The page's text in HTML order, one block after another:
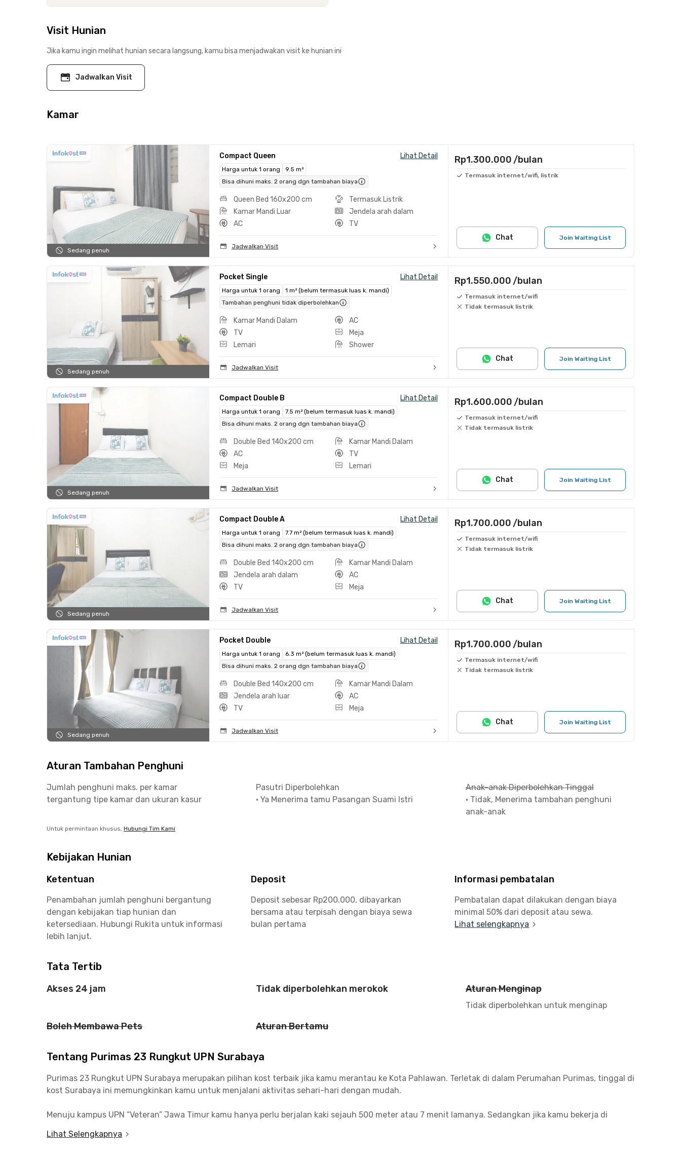
Visit Hunian
Jika kamu ingin melihat hunian secara langsung, kamu bisa menjadwakan visit ke hunian ini
Jadwalkan Visit
Kamar
Sedang penuh
Compact Queen Lihat Detail
Harga untuk 1 orang
9.5 m²
Bisa dihuni maks. 2 orang dgn tambahan biaya
Queen Bed 160x200 cm
Termasuk Listrik
Kamar Mandi Luar
Jendela arah dalam
AC
TV
Jadwalkan Visit
Rp1.300.000 /bulan
Termasuk internet/wifi, listrik
Join Waiting List
Chat
Sedang penuh
Pocket Single Lihat Detail
Harga untuk 1 orang
1 m² (belum termasuk luas k. mandi)
Tambahan penghuni tidak diperbolehkan
Kamar Mandi Dalam
AC
TV
Meja
Lemari
Shower
Jadwalkan Visit
Rp1.550.000 /bulan
Termasuk internet/wifi
Tidak termasuk listrik
Join Waiting List
Chat
Sedang penuh
Compact Double B Lihat Detail
Harga untuk 1 orang
7.5 m² (belum termasuk luas k. mandi)
Bisa dihuni maks. 2 orang dgn tambahan biaya
Double Bed 140x200 cm
Kamar Mandi Dalam
AC
TV
Meja
Lemari
Jadwalkan Visit
Rp1.600.000 /bulan
Termasuk internet/wifi
Tidak termasuk listrik
Join Waiting List
Chat
Sedang penuh
Compact Double A Lihat Detail
Harga untuk 1 orang
7.7 m² (belum termasuk luas k. mandi)
Bisa dihuni maks. 2 orang dgn tambahan biaya
Double Bed 140x200 cm
Kamar Mandi Dalam
Jendela arah dalam
AC
TV
Meja
Jadwalkan Visit
Rp1.700.000 /bulan
Termasuk internet/wifi
Tidak termasuk listrik
Join Waiting List
Chat
Sedang penuh
Pocket Double Lihat Detail
Harga untuk 1 orang
6.3 m² (belum termasuk luas k. mandi)
Bisa dihuni maks. 2 orang dgn tambahan biaya
Double Bed 140x200 cm
Kamar Mandi Dalam
Jendela arah luar
AC
TV
Meja
Jadwalkan Visit
Rp1.700.000 /bulan
Termasuk internet/wifi
Tidak termasuk listrik
Join Waiting List
Chat
Aturan Tambahan Penghuni
Jumlah penghuni maks. per kamar
tergantung tipe kamar dan ukuran kasur
Pasutri Diperbolehkan
•Ya Menerima tamu Pasangan Suami Istri
Anak-anak Diperbolehkan Tinggal
• Tidak, Menerima tambahan penghuni
anak-anak
Untuk permintaan khusus, Hubungi Tim Kami
Kebijakan Hunian
Ketentuan
Penambahan jumlah penghuni bergantung
dengan kebijakan tiap hunian dan
ketersediaan. Hubungi Rukita untuk informasi
lebih lanjut.
Deposit
Deposit sebesar Rp200.000, dibayarkan
bersama atau terpisah dengan biaya sewa
bulan pertama
Informasi pembatalan
Pembatalan dapat dilakukan dengan biaya
minimal 50% dari deposit atau sewa.
Lihat selengkapnya
Tata Tertib
Akses 24 jam Tidak diperbolehkan merokok Aturan Menginap
Tidak diperbolehkan untuk menginap
Boleh Membawa Pets Aturan Bertamu
Tentang Purimas 23 Rungkut UPN Surabaya
Purimas 23 Rungkut UPN Surabaya merupakan pilihan kost terbaik jika kamu merantau ke Kota Pahlawan. Terletak di dalam Perumahan Purimas, tinggal di
kost Surabaya ini memungkinkan kamu untuk menjalani aktivitas sehari-hari dengan mudah.
Menuju kampus UPN “Veteran” Jawa Timur kamu hanya perlu berjalan kaki sejauh 500 meter atau 7 menit lamanya. Sedangkan jika kamu bekerja di
Lihat Selengkapnya